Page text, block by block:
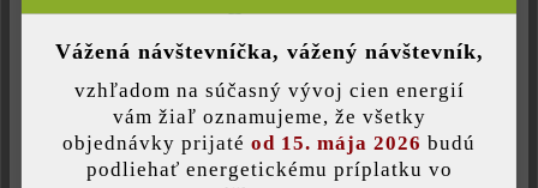
Druh produktu:
soklové lišty
Uložiť individuálne nastavenie
Vážená návštevníčka, vážený návštevník,
vzhľadom na súčasný vývoj cien energií
vám žiaľ oznamujeme, že všetky
objednávky prijaté od 15. mája 2026 budú
podliehať energetickému príplatku vo